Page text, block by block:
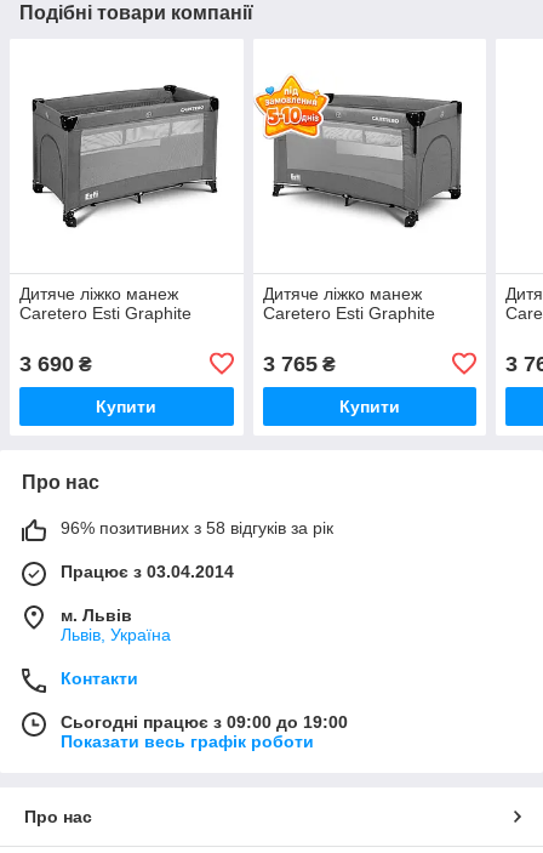
Подібні товари компанії
Дитяче ліжко манеж
Caretero Esti Graphite
3 690 ₴
Купити
Дитяче ліжко манеж
Caretero Esti Graphite
3 765₴
Купити
3
Про нас
96% позитивних з 58 відгуків за рік
Працює з 03.04.2014
м. Львів
Львів, Україна
Контакти
Сьогодні працює з 09:00 до 19:00
Показати весь графік роботи
Про нас